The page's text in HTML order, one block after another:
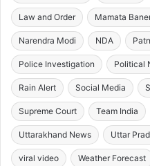
Law and Order Mamata
Narendra Modi NDA
Police Investigation Political
Rain Alert Social Media
Supreme Court Team India
Uttarakhand News Uttar
viral video Weather Forecast